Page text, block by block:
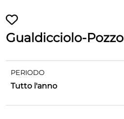
Gualdicciolo-
PERIODO
Tutto l'anno